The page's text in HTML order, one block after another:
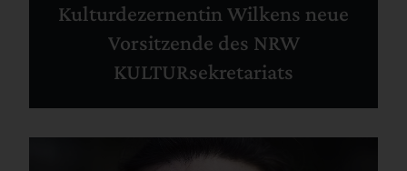
Kulturdezernentin Wilkens neue
Vorsitzende des NRW
KULTURsekretariats